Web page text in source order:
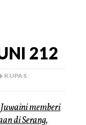
212
KUPAS